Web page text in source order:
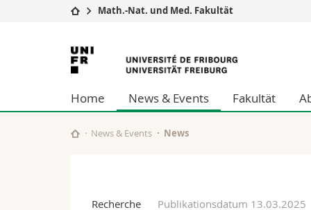
Universität
Studium
Forschung
Universität
Weiterbildung
Wirtschafts-
Philosophische
Math.-Nat. und Med. Fakultät
Universität
Freiburg
Home News & Events Fakultät
News & Events News
Recherche Publikationsdatum 13.03.2025